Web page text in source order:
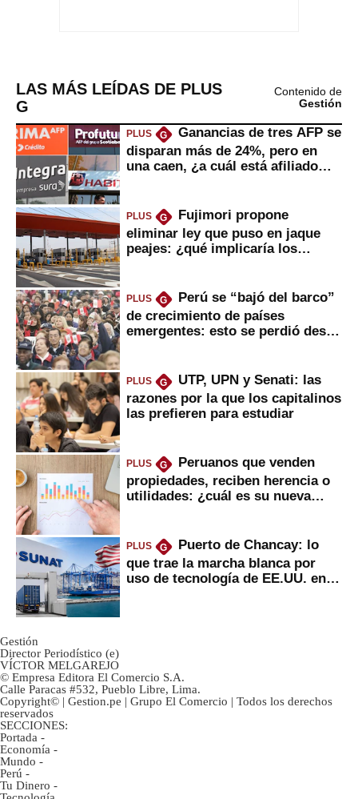
LAS MÁS LEÍDAS DE PLUS
G
Contenido de
Gestión
PLUS G
Ganancias de tres AFP se
disparan más de 24%, pero en
una caen, ¿a cuál está afiliado
PLUS G
Fujimori propone
eliminar ley que puso en jaque
peajes: ¿qué implicaría los
PLUS G
Perú se “bajó del barco”
de crecimiento de países
emergentes: esto se perdió desde
PLUS G
UTP, UPN y Senati: las
razones por la que los capitalinos
las prefieren para estudiar
PLUS G
Peruanos que venden
propiedades, reciben herencia o
utilidades: ¿cuál es su nueva
PLUS G
Puerto de Chancay: lo
que trae la marcha blanca por
uso de tecnología de EE.UU. en
Gestión
Director Periodístico (e)
VÍCTOR MELGAREJO
© Empresa Editora El Comercio S.A.
Calle Paracas #532, Pueblo Libre, Lima.
Copyright© | Gestion.pe | Grupo El Comercio | Todos los derechos
reservados
SECCIONES:
Portada -
Economía -
Mundo -
Perú -
Tu Dinero -